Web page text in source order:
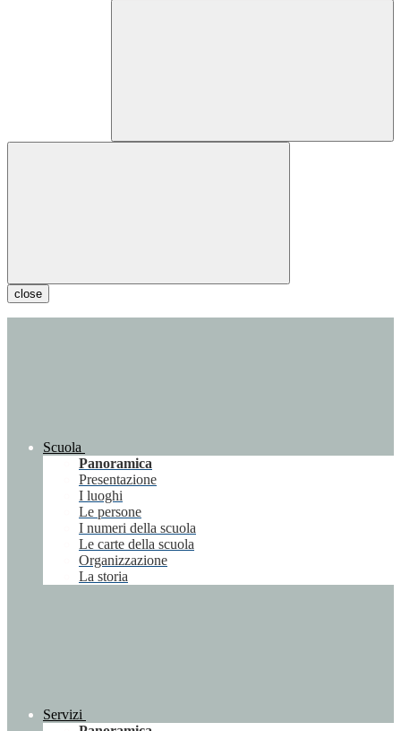
close
Scuola
Panoramica
Presentazione
I luoghi
Le persone
I numeri della scuola
Le carte della scuola
Organizzazione
La storia
Servizi